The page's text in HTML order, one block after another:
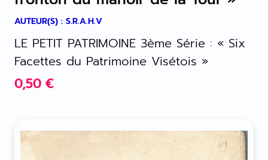
AUTEUR(S) : S.R.A.H.V
LE PETIT PATRIMOINE 3ème Série : « Six
Facettes du Patrimoine Visétois »
0,50 €